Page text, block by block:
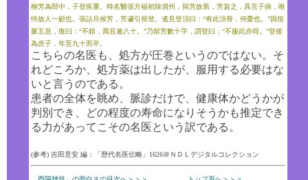
柳芳為郎中，子登疾重。時名醫張方福初除泗州，與芳故舊，芳賀之，具言子病，唯
恃故人一顧也。張詰旦候芳，芳遽引視登。遙見登頂曰：“有此頂骨，何憂也。”因按
脈五息，復曰：“不錯，壽且逾八十。”乃留芳數十字，謂登曰：“不服此亦得。”登後
為庶子，年至九十而卒。
こちらの名医も、処方が圧巻というのではない。そ
れどころか、処方薬は出したが、服用する必要はな
いと言うのである。
患者の全体を眺め、脈診だけで、健康体かどうかが
判別でき、どの程度の寿命になりそうかも推定でき
る力があってこその名医という訳である。
(参考) 吉田意安 編：「歴代名医伝略」1626＠ＮＤＬデジタルコレクション